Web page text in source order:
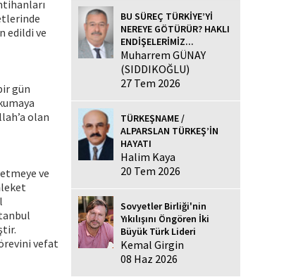
edildi ve
gün
olan
ve
vefat
BU SÜREÇ TÜRKİYE’Yİ
NEREYE GÖTÜRÜR? HAKLI
ENDİŞELERİMİZ...
Muharrem GÜNAY
(SIDDIKOĞLU)
27 Tem 2026
TÜRKEŞNAME /
ALPARSLAN TÜRKEŞ’İN
HAYATI
Halim Kaya
20 Tem 2026
Sovyetler Birliği'nin
Yıkılışını Öngören İki
Büyük Türk Lideri
Kemal Girgin
08 Haz 2026